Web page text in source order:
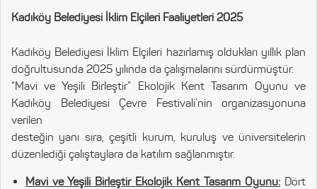
Kadıköy Belediyesi İklim Elçileri Faaliyetleri 2025
Kadıköy Belediyesi İklim Elçileri hazırlamış oldukları yıllık plan
doğrultusunda 2025 yılında da çalışmalarını sürdürmüştür.
“Mavi ve Yeşili Birleştir” Ekolojik Kent Tasarım Oyunu ve
Kadıköy Belediyesi Çevre Festivali’nin organizasyonuna
verilen
desteğin yanı sıra, çeşitli kurum, kuruluş ve üniversitelerin
düzenlediği çalıştaylara da katılım sağlanmıştır.
Mavi ve Yeşili Birleştir Ekolojik Kent Tasarım Oyunu: Dört